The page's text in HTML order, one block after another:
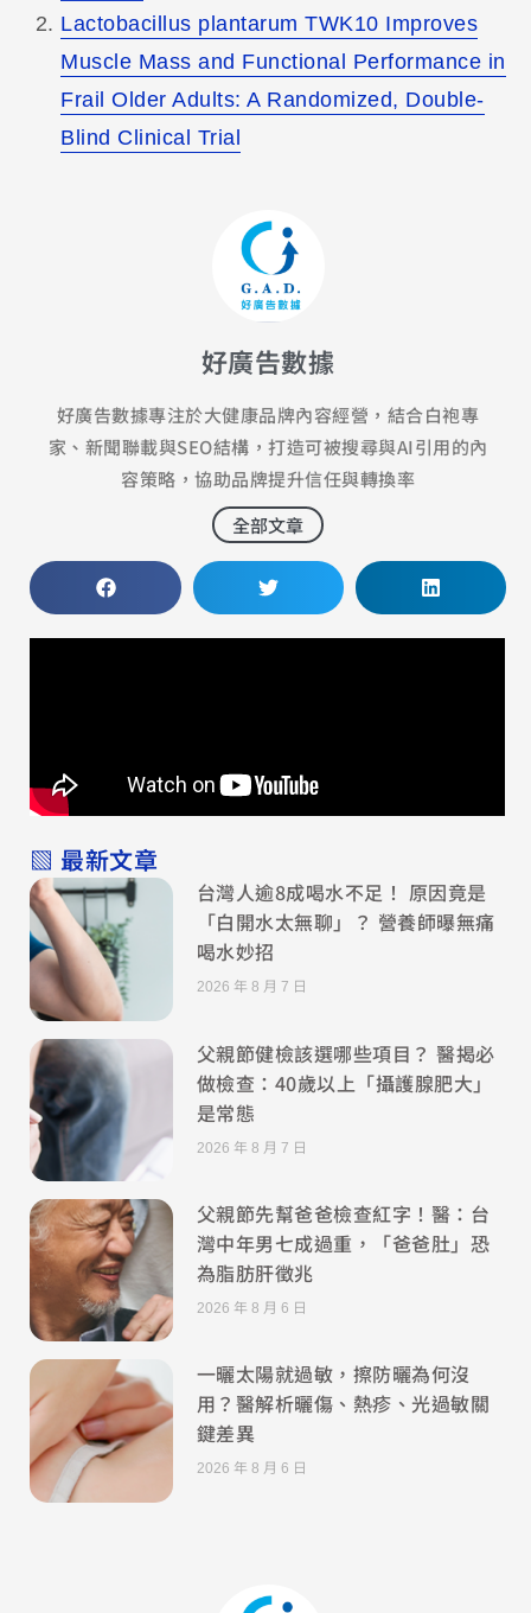
Lactobacillus plantarum TWK10 Improves
Muscle Mass and Functional Performance in
Frail Older Adults: A Randomized, Double-
Blind Clinical Trial
好廣告數據
好廣告數據專注於大健康品牌內容經營，結合白袍專
家、新聞聯載與SEO結構，打造可被搜尋與AI引用的內
容策略，協助品牌提升信任與轉換率
全部文章
▧ 最新文章
台灣人逾8成喝水不足！ 原因竟是
「白開水太無聊」？ 營養師曝無痛
喝水妙招
2026 年 8 月 7 日
父親節健檢該選哪些項目？ 醫揭必
做檢查：40歲以上「攝護腺肥大」
是常態
2026 年 8 月 7 日
父親節先幫爸爸檢查紅字！醫：台
灣中年男七成過重，「爸爸肚」恐
為脂肪肝徵兆
2026 年 8 月 6 日
一曬太陽就過敏，擦防曬為何沒
用？醫解析曬傷、熱疹、光過敏關
鍵差異
2026 年 8 月 6 日